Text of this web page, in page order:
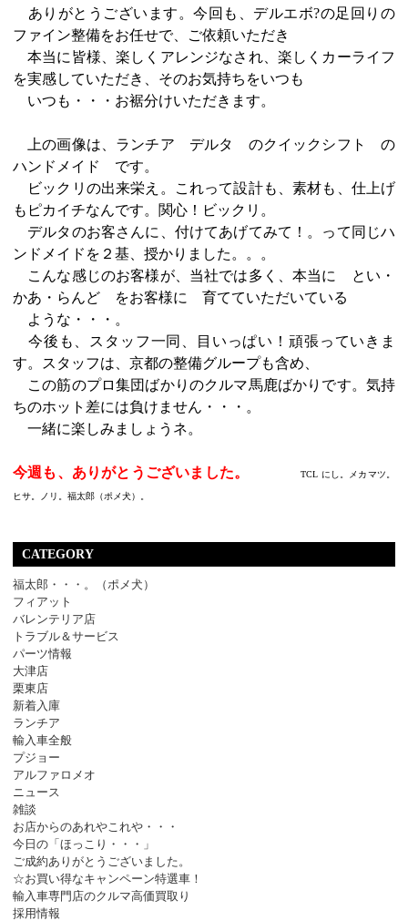
ありがとうございます。今回も、デルエボ?の足回りの
ファイン整備をお任せで、ご依頼いただき
本当に皆様、楽しくアレンジなされ、楽しくカーライフ
を実感していただき、そのお気持ちをいつも
いつも・・・お裾分けいただきます。
上の画像は、ランチア デルタ のクイックシフト の
ハンドメイド です。
ビックリの出来栄え。これって設計も、素材も、仕上げ
もピカイチなんです。関心！ビックリ。
デルタのお客さんに、付けてあげてみて！。って同じハ
ンドメイドを２基、授かりました。。。
こんな感じのお客様が、当社では多く、本当に とい・
かあ・らんど をお客様に 育てていただいている
ような・・・。
今後も、スタッフ一同、目いっぱい！頑張っていきま
す。スタッフは、京都の整備グループも含め、
この筋のプロ集団ばかりのクルマ馬鹿ばかりです。気持
ちのホット差には負けません・・・。
一緒に楽しみましょうネ。
今週も、ありがとうございました。 TCL にし。メカマツ。
ヒサ。ノリ。福太郎（ポメ犬）。
CATEGORY
福太郎・・・。（ポメ犬）
フィアット
バレンテリア店
トラブル＆サービス
パーツ情報
大津店
栗東店
新着入庫
ランチア
輸入車全般
プジョー
アルファロメオ
ニュース
雑談
お店からのあれやこれや・・・
今日の「ほっこり・・・」
ご成約ありがとうございました。
☆お買い得なキャンペーン特選車！
輸入車専門店のクルマ高価買取り
採用情報